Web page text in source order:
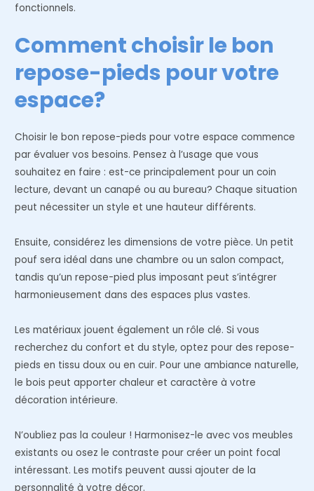
fonctionnels.
Comment choisir le bon
repose-pieds pour votre
espace?
Choisir le bon repose-pieds pour votre espace commence
par évaluer vos besoins. Pensez à l’usage que vous
souhaitez en faire : est-ce principalement pour un coin
lecture, devant un canapé ou au bureau? Chaque situation
peut nécessiter un style et une hauteur différents.
Ensuite, considérez les dimensions de votre pièce. Un petit
pouf sera idéal dans une chambre ou un salon compact,
tandis qu’un repose-pied plus imposant peut s’intégrer
harmonieusement dans des espaces plus vastes.
Les matériaux jouent également un rôle clé. Si vous
recherchez du confort et du style, optez pour des repose-
pieds en tissu doux ou en cuir. Pour une ambiance naturelle,
le bois peut apporter chaleur et caractère à votre
décoration intérieure.
N’oubliez pas la couleur ! Harmonisez-le avec vos meubles
existants ou osez le contraste pour créer un point focal
intéressant. Les motifs peuvent aussi ajouter de la
personnalité à votre décor.